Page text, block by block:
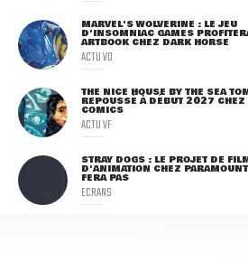
MARVEL'S WOLVERINE : LE JEU
D'INSOMNIAC GAMES
ARTBOOK CHEZ DARK HORSE
ACTU VO
THE NICE HOUSE BY THE SEA
REPOUSSÉ À DÉBUT 2027 CHEZ
COMICS
ACTU VF
STRAY DOGS : LE PROJET DE
D'ANIMATION CHEZ
FERA PAS
ECRANS